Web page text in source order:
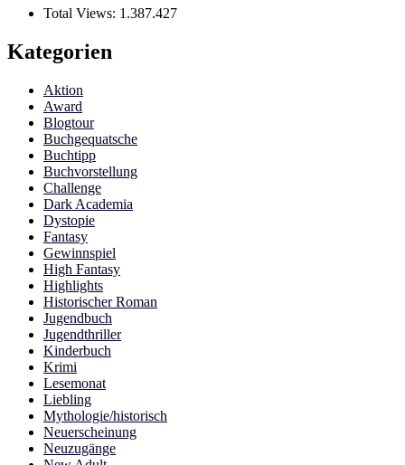
Total Views: 1.387.427
Kategorien
Aktion
Award
Blogtour
Buchgequatsche
Buchtipp
Buchvorstellung
Challenge
Dark Academia
Dystopie
Fantasy
Gewinnspiel
High Fantasy
Highlights
Historischer Roman
Jugendbuch
Jugendthriller
Kinderbuch
Krimi
Lesemonat
Liebling
Mythologie/historisch
Neuerscheinung
Neuzugänge